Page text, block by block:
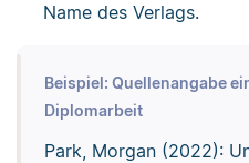
Name des Verlags.
Beispiel: Quellenangabe
Diplomarbeit
Park, Morgan (2022):